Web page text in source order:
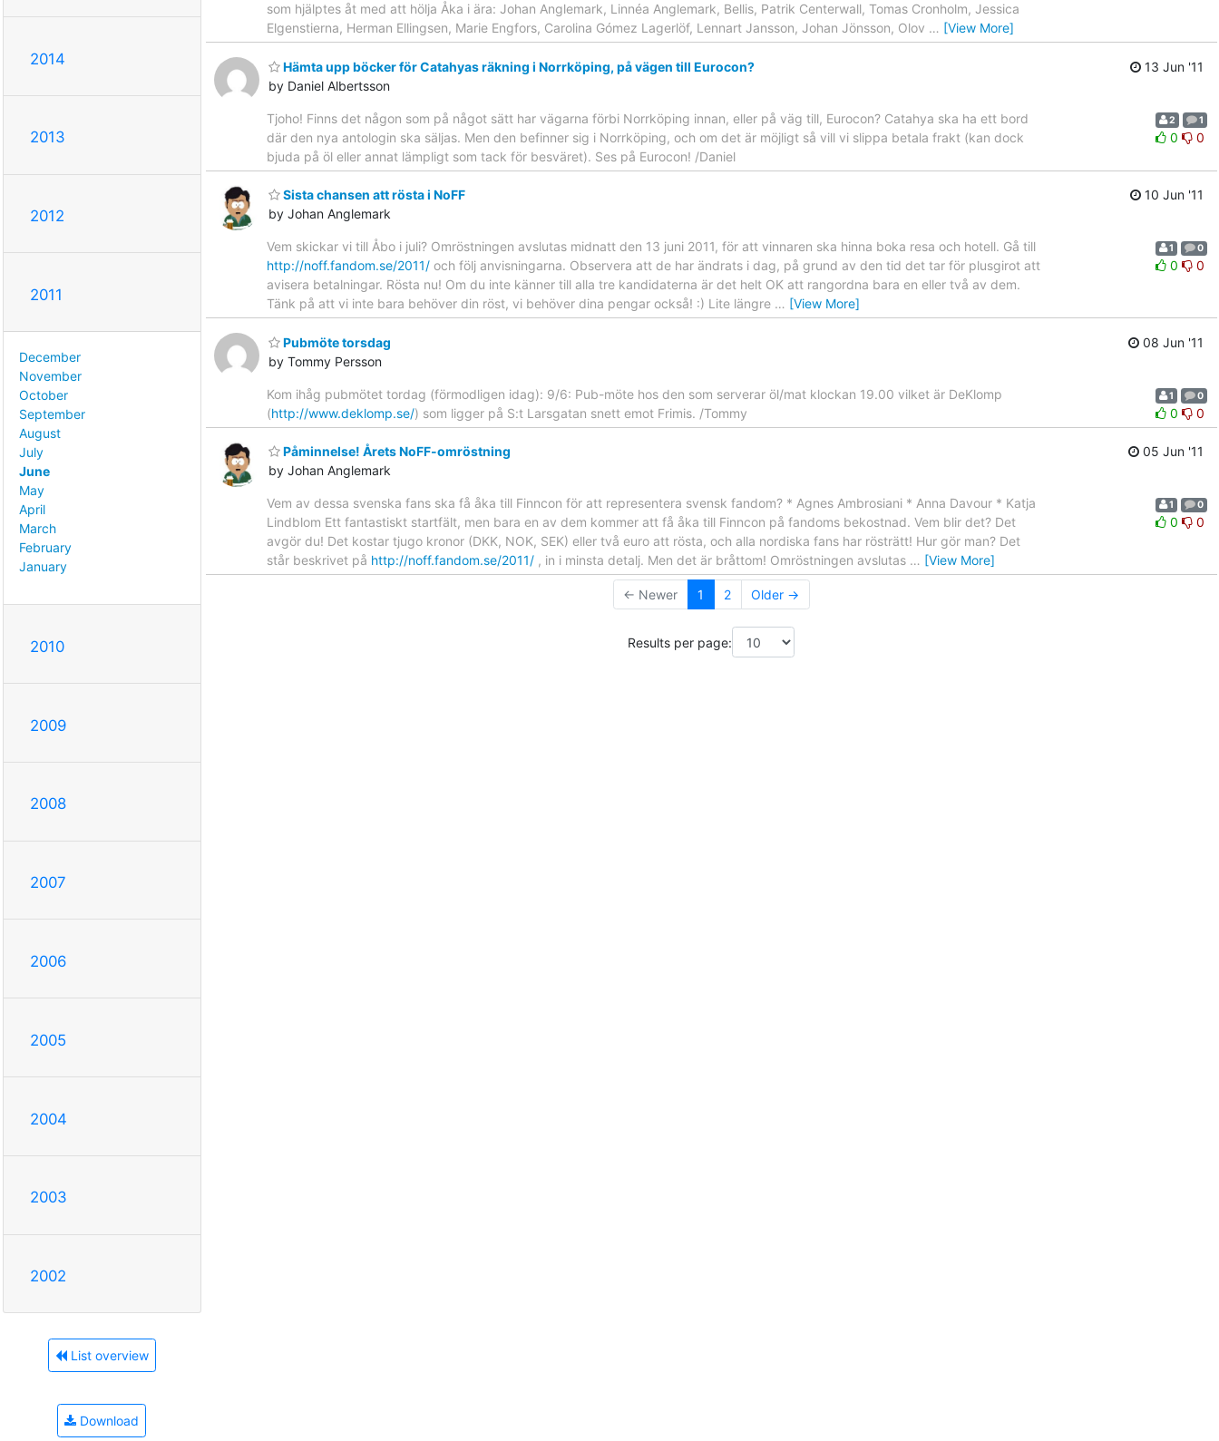
2014
2013
2012
2011
December
November
October
September
August
July
June
May
April
March
February
January
2010
2009
2008
2007
2006
2005
2004
2003
2002
List overview
Download
som hjälptes åt med att hölja Åka i ära: Johan Anglemark, Linnéa Anglemark, Bellis, Patrik Centerwall, Tomas Cronholm, Jessica
Elgenstierna, Herman Ellingsen, Marie Engfors, Carolina Gómez Lagerlöf, Lennart Jansson, Johan Jönsson, Olov … [View More]
Hämta upp böcker för Catahyas räkning i Norrköping, på vägen till Eurocon?
by Daniel Albertsson
13 Jun '11
Tjoho! Finns det någon som på något sätt har vägarna förbi Norrköping innan, eller på väg till, Eurocon? Catahya ska ha ett bord
där den nya antologin ska säljas. Men den befinner sig i Norrköping, och om det är möjligt så vill vi slippa betala frakt (kan dock
bjuda på öl eller annat lämpligt som tack för besväret). Ses på Eurocon! /Daniel
2 1
0 0
Sista chansen att rösta i NoFF
by Johan Anglemark
10 Jun '11
Vem skickar vi till Åbo i juli? Omröstningen avslutas midnatt den 13 juni 2011, för att vinnaren ska hinna boka resa och hotell. Gå till
http://noff.fandom.se/2011/ och följ anvisningarna. Observera att de har ändrats i dag, på grund av den tid det tar för plusgirot att
avisera betalningar. Rösta nu! Om du inte känner till alla tre kandidaterna är det helt OK att rangordna bara en eller två av dem.
Tänk på att vi inte bara behöver din röst, vi behöver dina pengar också! :) Lite längre … [View More]
1 0
0 0
Pubmöte torsdag
by Tommy Persson
08 Jun '11
Kom ihåg pubmötet tordag (förmodligen idag): 9/6: Pub-möte hos den som serverar öl/mat klockan 19.00 vilket är DeKlomp
(http://www.deklomp.se/) som ligger på S:t Larsgatan snett emot Frimis. /Tommy
1 0
0 0
Påminnelse! Årets NoFF-omröstning
by Johan Anglemark
05 Jun '11
Vem av dessa svenska fans ska få åka till Finncon för att representera svensk fandom? * Agnes Ambrosiani * Anna Davour * Katja
Lindblom Ett fantastiskt startfält, men bara en av dem kommer att få åka till Finncon på fandoms bekostnad. Vem blir det? Det
avgör du! Det kostar tjugo kronor (DKK, NOK, SEK) eller två euro att rösta, och alla nordiska fans har rösträtt! Hur gör man? Det
står beskrivet på http://noff.fandom.se/2011/ , in i minsta detalj. Men det är bråttom! Omröstningen avslutas … [View More]
1 0
0 0
← Newer 1 2 Older →
Results per page: